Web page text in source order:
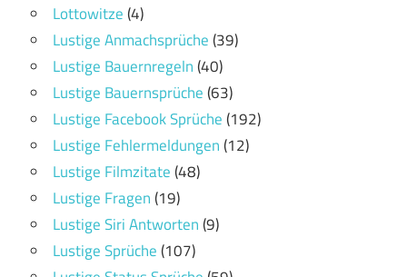
Lottowitze(4)
Lustige Anmachsprüche(39)
Lustige Bauernregeln(40)
Lustige Bauernsprüche(63)
Lustige Facebook Sprüche(192)
Lustige Fehlermeldungen(12)
Lustige Filmzitate(48)
Lustige Fragen(19)
Lustige Siri Antworten(9)
Lustige Sprüche(107)